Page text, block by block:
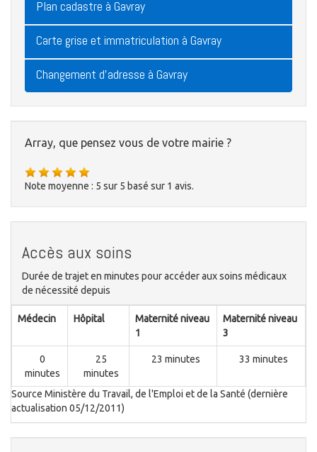
Plan cadastre à Gavray
Carte grise et immatriculation à Gavray
Changement d'adresse à Gavray
Array, que pensez vous de votre mairie ?
Note moyenne : 5 sur 5 basé sur 1 avis.
Accès aux soins
Durée de trajet en minutes pour accéder aux soins médicaux
de nécessité depuis
Médecin Hôpital
Maternité niveau
1
Maternité niveau
3
0
minutes
25
minutes
23 minutes 33 minutes
Source Ministère du Travail, de l'Emploi et de la Santé (dernière
actualisation 05/12/2011)